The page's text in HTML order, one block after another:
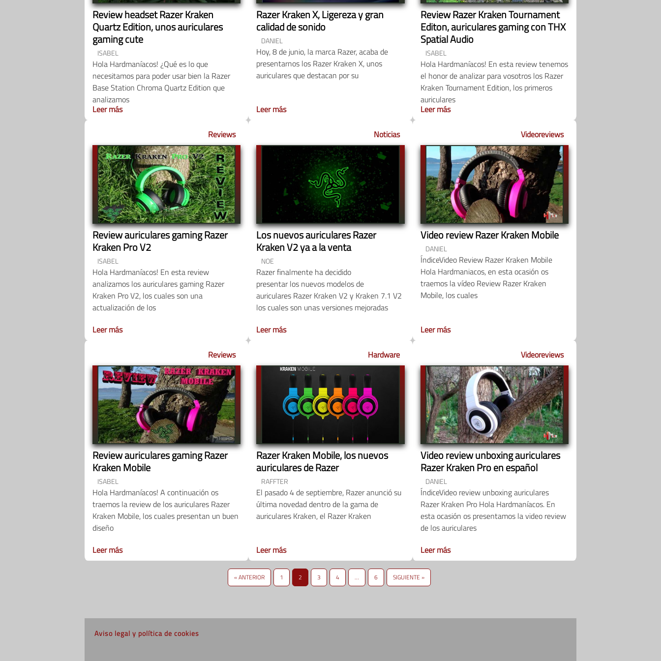
Review headset Razer Kraken
Quartz Edition, unos auriculares
gaming cute
ISABEL
Hola Hardmaníacos! ¿Qué es lo que
necesitamos para poder usar bien la Razer
Base Station Chroma Quartz Edition que
analizamos
Leer más
Razer Kraken X, Ligereza y gran
calidad de sonido
DANIEL
Hoy, 8 de junio, la marca Razer, acaba de
presentarnos los Razer Kraken X, unos
auriculares que destacan por su
Leer más
Review Razer Kraken Tournament
Editon, auriculares gaming con THX
Spatial Audio
ISABEL
Hola Hardmaníacos! En esta review tenemos
el honor de analizar para vosotros los Razer
Kraken Tournament Edition, los primeros
auriculares
Leer más
Reviews
Review auriculares gaming Razer
Kraken Pro V2
ISABEL
Hola Hardmaníacos! En esta review
analizamos los auriculares gaming Razer
Kraken Pro V2, los cuales son una
actualización de los
Leer más
Noticias
Los nuevos auriculares Razer
Kraken V2 ya a la venta
NOE
Razer finalmente ha decidido
presentar los nuevos modelos de
auriculares Razer Kraken V2 y Kraken 7.1 V2
los cuales son unas versiones mejoradas
Leer más
Videoreviews
Video review Razer Kraken Mobile
DANIEL
ÍndiceVideo Review Razer Kraken Mobile
Hola Hardmaniacos, en esta ocasión os
traemos la vídeo Review Razer Kraken
Mobile, los cuales
Leer más
Reviews
Review auriculares gaming Razer
Kraken Mobile
ISABEL
Hola Hardmaníacos! A continuación os
traemos la review de los auriculares Razer
Kraken Mobile, los cuales presentan un buen
diseño
Leer más
Hardware
Razer Kraken Mobile, los nuevos
auriculares de Razer
RAFFTER
El pasado 4 de septiembre, Razer anunció su
última novedad dentro de la gama de
auriculares Kraken, el Razer Kraken
Leer más
Videoreviews
Video review unboxing auriculares
Razer Kraken Pro en español
DANIEL
ÍndiceVideo review unboxing auriculares
Razer Kraken Pro Hola Hardmaníacos. En
esta ocasión os presentamos la video review
de los auriculares
Leer más
« ANTERIOR 1 2 3 4 … 6 SIGUIENTE »
Aviso legal y política de cookies